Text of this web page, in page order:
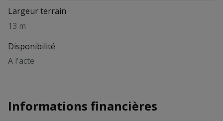
Largeur terrain
13 m
Disponibilité
A l'acte
Informations financières